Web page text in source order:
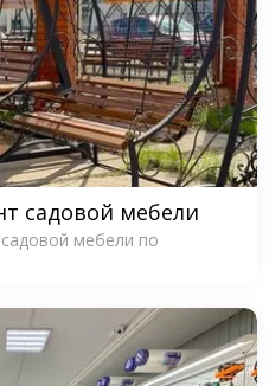
садовой мебели
мебели по